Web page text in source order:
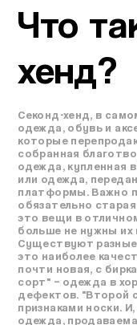
Что
хенд?
Секонд-хенд, в
одежда, обувь и
которые
собранная
одежда, купленная
или одежда,
платформы. Важно
обязательно
это вещи в
больше не нужны
Существуют разные
это наиболее
почти новая, с
сорт" – одежда в
дефектов. "Второй
признаками носки.
одежда,